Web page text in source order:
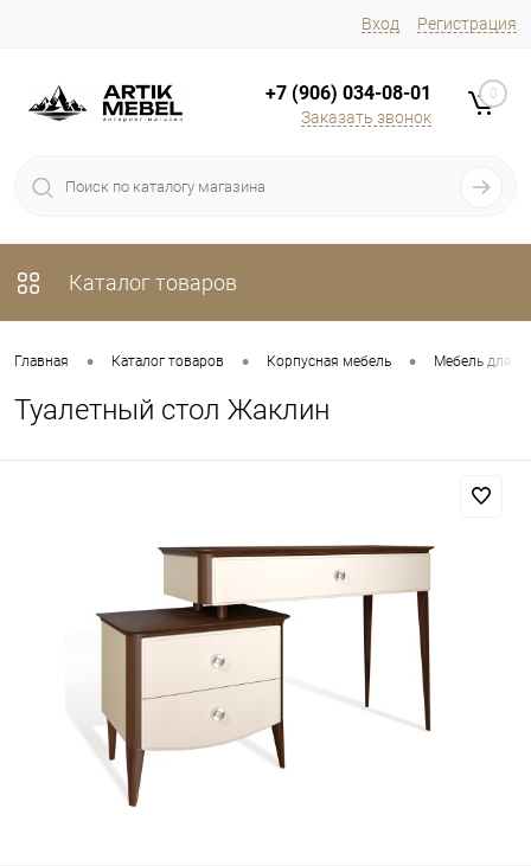
Вход Регистрация
+7 (906) 034-08-01
Заказать звонок
0
Каталог товаров
Главная • Каталог товаров • Корпусная мебель • Мебель для
Туалетный стол Жаклин